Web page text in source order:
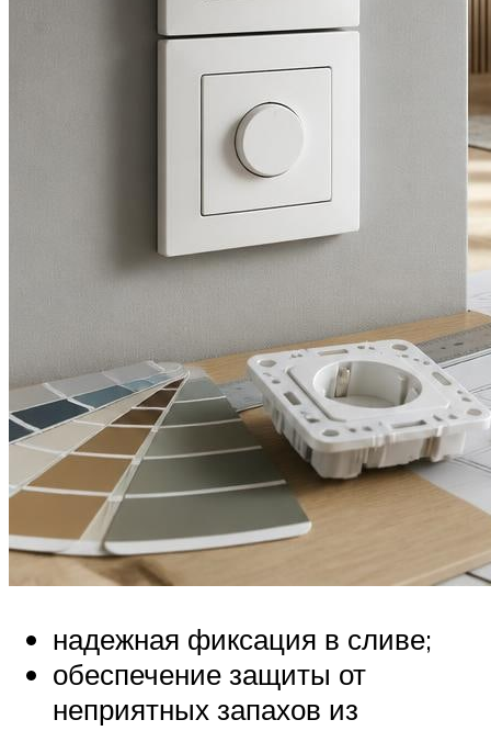
надежная фиксация в сливе;
обеспечение защиты от
неприятных запахов из